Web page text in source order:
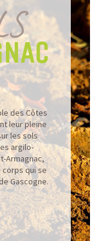
des Côtes
leur pleine
les sols
argilo-
Armagnac,
corps qui se
Gascogne.